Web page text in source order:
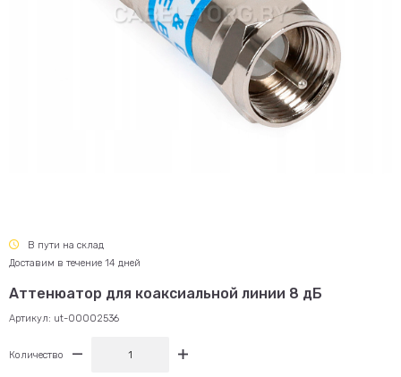
Аттенюатор для коаксиальной линии 8 дБ
Артикул: ut-00002536
В пути на склад
Доставим в течение 14 дней
Количество